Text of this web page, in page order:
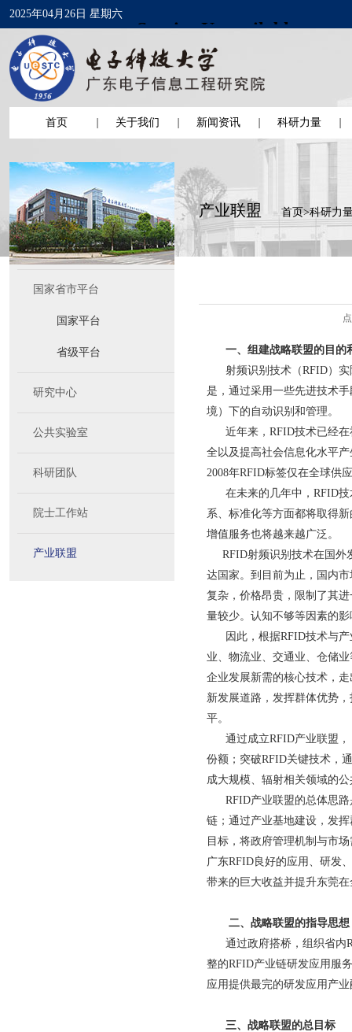
2025年04月26日 星期六
首页 关于我们 新闻资讯 科研力量
国家省市平台
国家平台
省级平台
研究中心
公共实验室
科研团队
院士工作站
产业联盟
产业联盟 首页>科研力
一、组建战略联盟的目的
射频识别技术（RFID）实
是，通过采用一些先进技术
境）下的自动识别和管理。
近年来，RFID技术已经在
全以及提高社会信息化水平
2008年RFID标签仅在全球供
在未来的几年中，RFID技
系、标准化等方面都将取得
增值服务也将越来越广泛。
RFID射频识别技术在国外
达国家。到目前为止，国内
复杂，价格昂贵，限制了其
量较少。认知不够等因素的
因此，根据RFID技术与产
业、物流业、交通业、仓储
企业发展新需的核心技术，
新发展道路，发挥群体优势
平。
通过成立RFID产业联盟，
份额；突破RFID关键技术，
成大规模、辐射相关领域的
RFID产业联盟的总体思路
链；通过产业基地建设，发
目标，将政府管理机制与市
广东RFID良好的应用、研发
带来的巨大收益并提升东莞
二、战略联盟的指导思想
通过政府搭桥，组织省内
整的RFID产业链研发应用服
应用提供最完的研发应用产
三、战略联盟的总目标